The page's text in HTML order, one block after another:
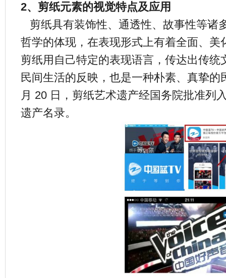
2、剪纸元素的视觉特点及应用
剪纸具有装饰性、通透性、故事性等诸
哲学的体现，在表现形式上有着全面、美
剪纸用自己特定的表现语言，传达出传
民间生活的反映，也是一种朴素、真挚的
月 20 日，剪纸艺术遗产经国务院批准列
遗产名录。